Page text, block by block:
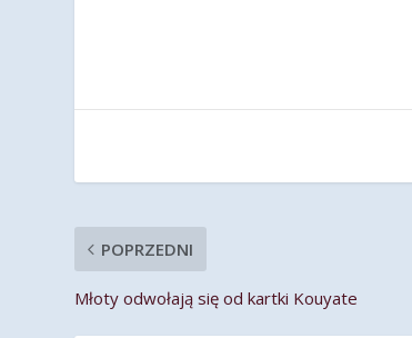
POPRZEDNI
Młoty odwołają się od kartki Kouyate